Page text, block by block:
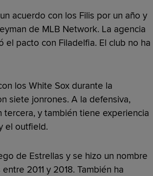
acuerdo con los Filis por un año y
de MLB Network. La agencia
el pacto con Filadelfia. El club no ha
los White Sox durante la
siete jonrones. A la defensiva,
y también tiene experiencia
el outfield.
de Estrellas y se hizo un nombre
2011 y 2018. También ha